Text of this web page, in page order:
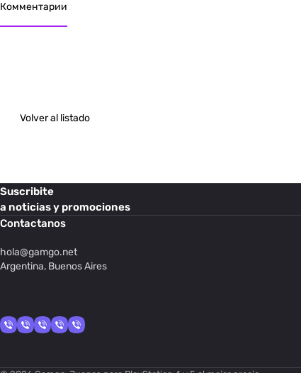
Комментарии
Volver al listado
Suscribite
a noticias y promociones
Contactanos
hola@gamgo.net
Argentina, Buenos Aires